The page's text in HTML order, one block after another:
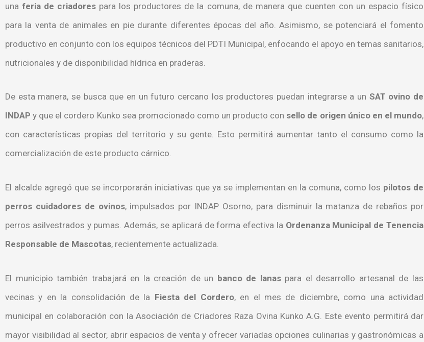
unaferia de criadores para los productores de la comuna, de manera que cuenten con un espacio físico
para la venta de animales en pie durante diferentes épocas del año. Asimismo, se potenciará el fomento
productivo en conjunto con los equipos técnicos del PDTI Municipal, enfocando el apoyo en temas sanitarios,
nutricionales y de disponibilidad hídrica en praderas.
De esta manera, se busca que en un futuro cercano los productores puedan integrarse a un SAT ovino de
INDAP y que el cordero Kunko sea promocionado como un producto con sello de origen único en el mundo,
con características propias del territorio y su gente. Esto permitirá aumentar tanto el consumo como la
comercialización de este producto cárnico.
El alcalde agregó que se incorporarán iniciativas que ya se implementan en la comuna, como los pilotos de
perros cuidadores de ovinos, impulsados por INDAP Osorno, para disminuir la matanza de rebaños por
perros asilvestrados y pumas. Además, se aplicará de forma efectiva la Ordenanza Municipal de Tenencia
Responsable de Mascotas, recientemente actualizada.
El municipio también trabajará en la creación de un banco de lanaspara el desarrollo artesanal de las
vecinas y en la consolidación de la Fiesta del Cordero, en el mes de diciembre, como una actividad
municipal en colaboración con la Asociación de Criadores Raza Ovina Kunko A.G. Este evento permitirá dar
mayor visibilidad al sector, abrir espacios de venta y ofrecer variadas opciones culinarias y gastronómicas a